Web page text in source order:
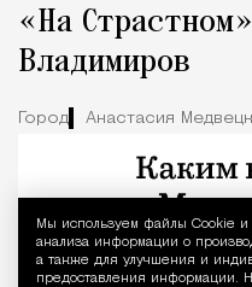
Мы используем файлы Сookie и
анализа информации о
а также для улучшения и
предоставления информации.
«На
Владимиров
Город Анастасия